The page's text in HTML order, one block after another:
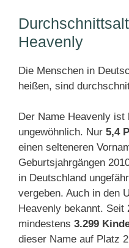
Heavenly
Die Menschen in
heißen, sind
Der Name Heavenly ist
ungewöhnlich. Nur 5,4
einen selteneren
Geburtsjahrgängen
in Deutschland ungefähr
vergeben. Auch in den
Heavenly bekannt. Seit
mindestens 3.299
dieser Name auf Platz